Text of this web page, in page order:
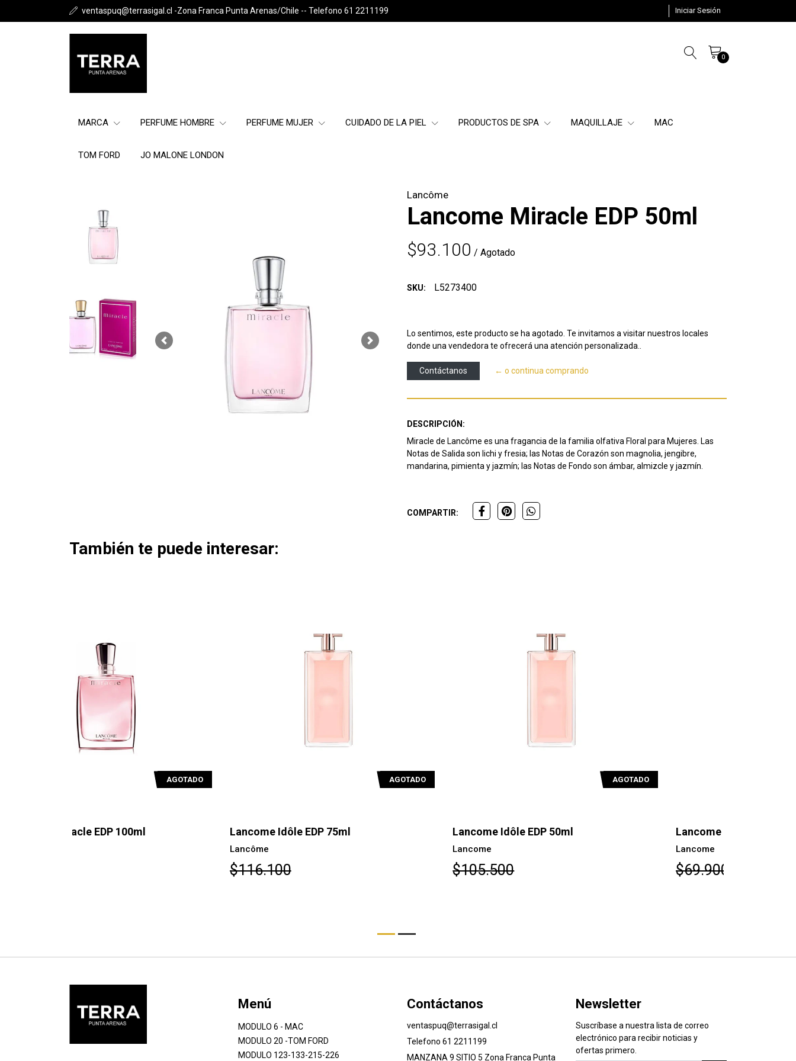
ventaspuq@terrasigal.cl -Zona Franca Punta Arenas/Chile -- Telefono 61 2211199 Iniciar Sesión
0
MARCA PERFUME HOMBRE PERFUME MUJER CUIDADO DE LA PIEL PRODUCTOS DE SPA MAQUILLAJE MAC
TOM FORD JO MALONE LONDON
Previous Next
Lancôme
Lancome Miracle EDP 50ml
$93.100 / Agotado
SKU: L5273400
Lo sentimos, este producto se ha agotado. Te invitamos a visitar nuestros locales
donde una vendedora te ofrecerá una atención personalizada..
Contáctanos ← o continua comprando
DESCRIPCIÓN:
Miracle de Lancôme es una fragancia de la familia olfativa Floral para Mujeres. Las
Notas de Salida son lichi y fresia; las Notas de Corazón son magnolia, jengibre,
mandarina, pimienta y jazmín; las Notas de Fondo son ámbar, almizcle y jazmín.
COMPARTIR:
También te puede interesar:
Lancome Idôle EDP 75ml Lancome Idôle EDP 50ml Lancome Hypnôse EDP 50ml
Menú
MODULO 6 - MAC
MODULO 20 -TOM FORD
MODULO 123-133-215-226
Contáctanos
ventaspuq@terrasigal.cl
Telefono 61 2211199
MANZANA 9 SITIO 5 Zona Franca Punta
Newsletter
Suscríbase a nuestra lista de correo
electrónico para recibir noticias y
ofertas primero.